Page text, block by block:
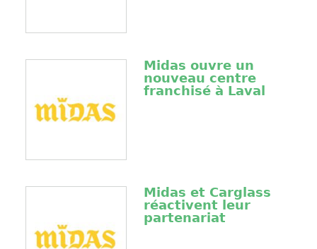
Midas ouvre un
nouveau centre
franchisé à Laval
Midas et Carglass
réactivent leur
partenariat